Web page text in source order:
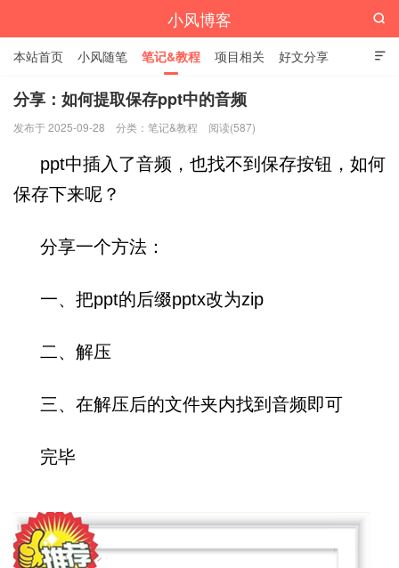
小风博客

本站首页 小风随笔 笔记&教程 项目相关 好文分享
栏目汇总

分享：如何提取保存ppt中的音频
发布于 2025-09-28 分类： 笔记&教程 阅读(587)
ppt中插入了音频，也找不到保存按钮，如何
保存下来呢？
分享一个方法：
一、把ppt的后缀pptx改为zip
二、解压
三、在解压后的文件夹内找到音频即可
完毕